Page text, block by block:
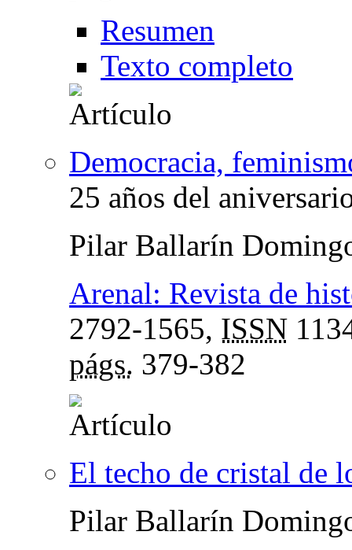
Resumen
Texto completo
Democracia,
25 años del
Pilar Ballarín
Arenal: Revista de
2792-1565, ISSN
págs. 379-382
El techo de cristal de
Pilar Ballarín